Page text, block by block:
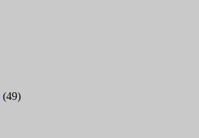
(49)